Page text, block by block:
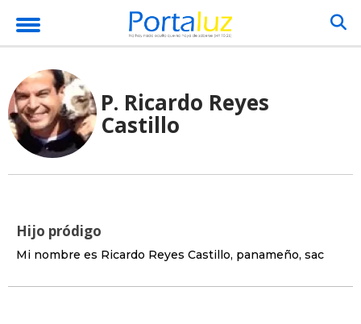
P. Ricardo Reyes
Castillo
Hijo pródigo
Mi nombre es Ricardo Reyes Castillo, panameño, sac